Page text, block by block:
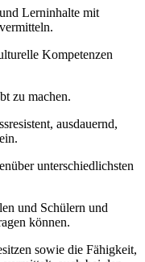
Lerninhalte mit
Kompetenzen
zu machen.
ausdauernd,
unterschiedlichsten
und Schülern und
können.
sowie die Fähigkeit,